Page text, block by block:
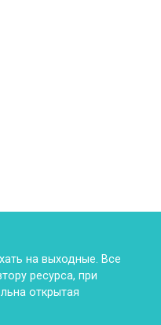
на выходные. Все
ресурса, при
открытая